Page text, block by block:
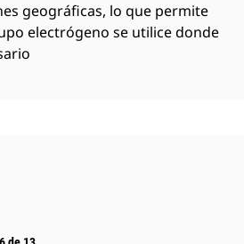
geográficas, lo que permite
electrógeno se utilice donde